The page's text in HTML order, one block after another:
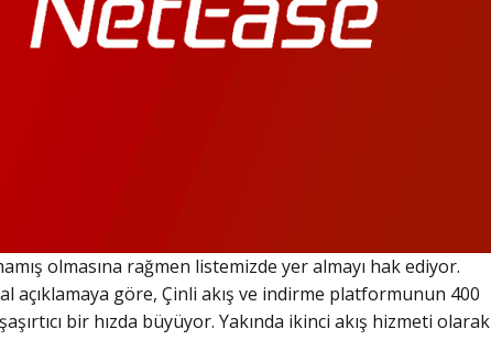
olmasına rağmen listemizde yer almayı hak ediyor.
açıklamaya göre, Çinli akış ve indirme platformunun 400
bir hızda büyüyor. Yakında ikinci akış hizmeti olarak